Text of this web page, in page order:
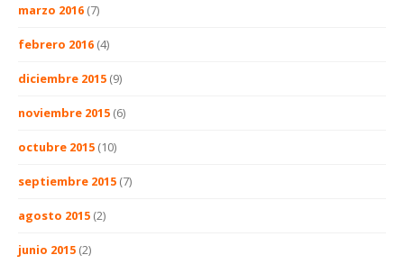
marzo 2016 (7)
febrero 2016 (4)
diciembre 2015 (9)
noviembre 2015 (6)
octubre 2015 (10)
septiembre 2015 (7)
agosto 2015 (2)
junio 2015 (2)